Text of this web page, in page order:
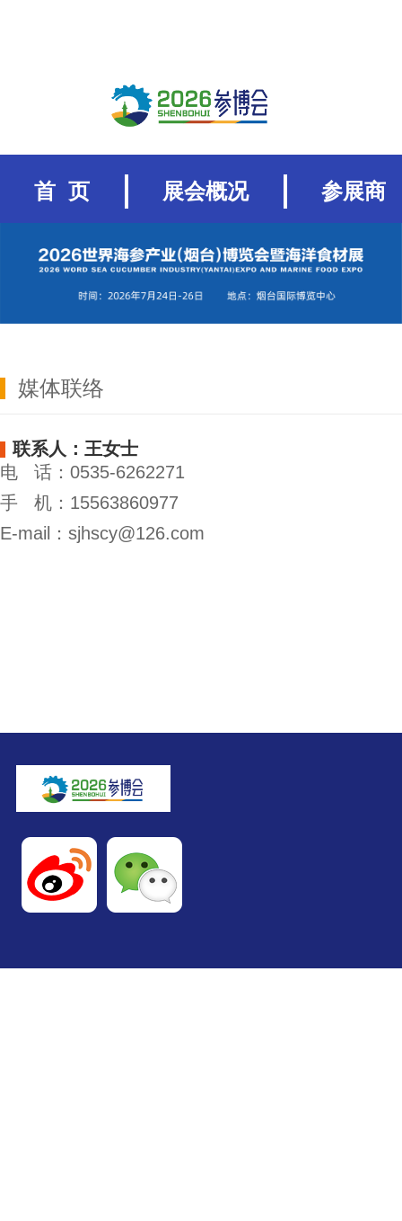
首 页 展会概况 参展商
媒体联络
联系人：王女士
电 话：0535-6262271
手 机：15563860977
E-mail：sjhscy@126.com